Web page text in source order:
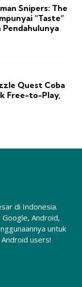
Snipers: The
“Taste”
Pendahulunya
Quest Coba
Free-to-Play,
di Indonesia.
Android,
untuk
users!